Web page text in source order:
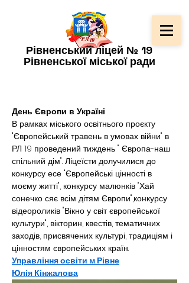
Рівненський ліцей № 19
Рівненської міської ради
День Європи в Україні
В рамках міського освітнього проєкту
"Європейський травень в умовах війни" в
РЛ 19 проведений тиждень " Європа-наш
спільний дім". Ліцеїсти долучилися до
конкурсу есе "Європейські цінності в
моєму житті", конкурсу малюнків "Хай
сонечко сяє всім дітям Європи",конкурсу
відеороликів "Вікно у світ європейської
культури", вікторин, квестів, тематичних
заходів, присвячених культурі, традиціям і
цінностям європейських країн.
Управління освіти м.Рівне
Юлія Кінжалова